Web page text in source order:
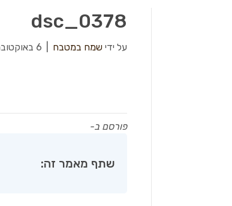
dsc_0378
על ידי שמח במטבח 6 באוקטובר 2016
פורסם ב-
שתף מאמר זה: